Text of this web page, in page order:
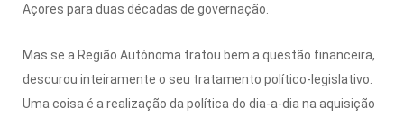
Açores para duas décadas de governação.
Mas se a Região Autónoma tratou bem a questão financeira,
descurou inteiramente o seu tratamento político-legislativo.
Uma coisa é a realização da política do dia-a-dia na aquisição